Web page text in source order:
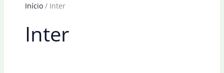
Início Inter
Inter